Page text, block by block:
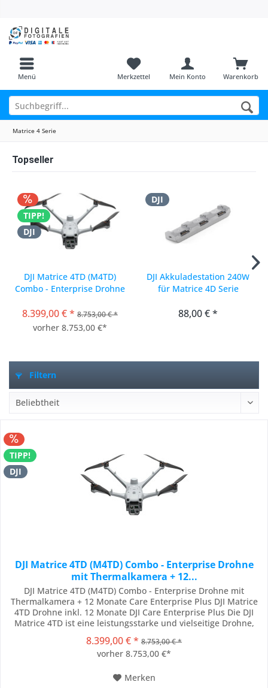
Menü Warenkorb
Merkzettel Mein Konto
Matrice 4 Serie
Topseller
TIPP!
DJI
DJI Matrice 4TD (M4TD)
Combo - Enterprise Drohne
8.399,00 € * 8.753,00 € *
vorher 8.753,00 €*
DJI
DJI Akkuladestation 240W
für Matrice 4D Serie
88,00 € *
Filtern
TIPP!
DJI
DJI Matrice 4TD (M4TD) Combo - Enterprise Drohne
mit Thermalkamera + 12...
DJI Matrice 4TD (M4TD) Combo - Enterprise Drohne mit
Thermalkamera + 12 Monate Care Enterprise Plus DJI Matrice
4TD Drohne inkl. 12 Monate DJI Care Enterprise Plus Die DJI
Matrice 4TD ist eine leistungsstarke und vielseitige Drohne,
Bedingungen entwickelt wurde. Sie überzeugt durch lange
Flugzeiten, robuste Bauweise und...
8.399,00 € * 8.753,00 € *
vorher 8.753,00 €*
Merken